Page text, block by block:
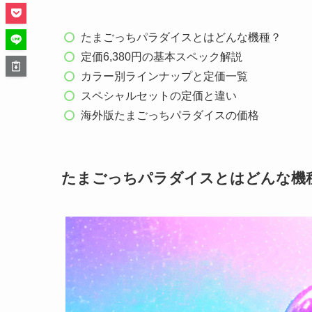
たまごっちパラダイスとはどんな機種？
定価6,380円の基本スペック解説
カラー別ラインナップと定価一覧
スペシャルセットの定価と違い
海外版たまごっちパラダイスの価格
たまごっちパラダイスとはどんな機